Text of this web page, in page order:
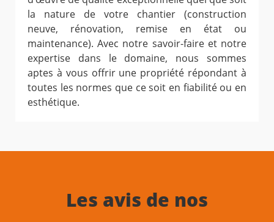
la nature de votre chantier (construction
neuve, rénovation, remise en état ou
maintenance). Avec notre savoir-faire et notre
expertise dans le domaine, nous sommes
aptes à vous offrir une propriété répondant à
toutes les normes que ce soit en fiabilité ou en
esthétique.
Les avis de nos